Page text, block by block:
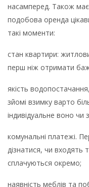
насамперед. Також
подобова оренда
такі моменти:
стан квартири:
перш ніж отримати
якість
зйомі взимку варто
індивідуальне воно чи
комунальні платежі.
дізнатися, чи входять
сплачуються окремо;
наявність меблів та